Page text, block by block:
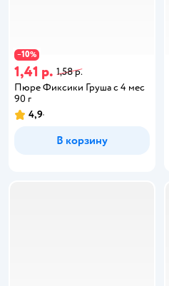
−10%
1,41 р. 1,58 р.
Пюре Фиксики Груша с 4 мес
90 г
4,9
В корзину